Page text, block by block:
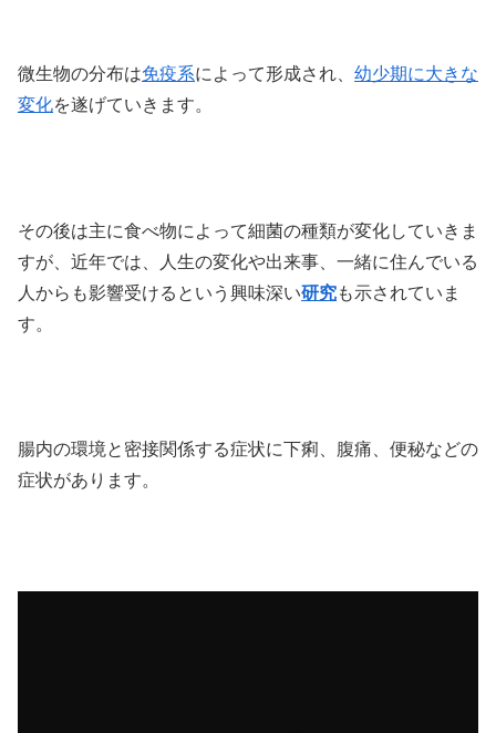
微生物の分布は免疫系によって形成され、 幼少期に大きな
変化を遂げていきます。
その後は主に食べ物によって細菌の種類が変化していきま
すが、近年では、人生の変化や出来事、一緒に住んでいる
人からも影響受けるという興味深い研究も示されていま
す。
腸内の環境と密接関係する症状に下痢、腹痛、便秘などの
症状があります。